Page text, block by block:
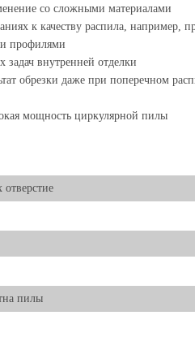
со сложными материалами
к качеству распила,
профилями
задач внутренней отделки
обрезки даже при поперечном
мощность циркулярной пилы
пилы